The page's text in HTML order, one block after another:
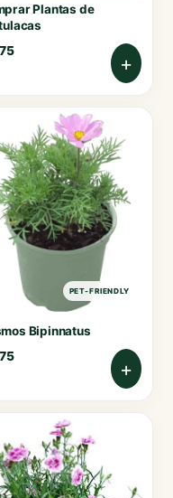
Plantas de
+
PET-FRIENDLY
Bipinnatus
+